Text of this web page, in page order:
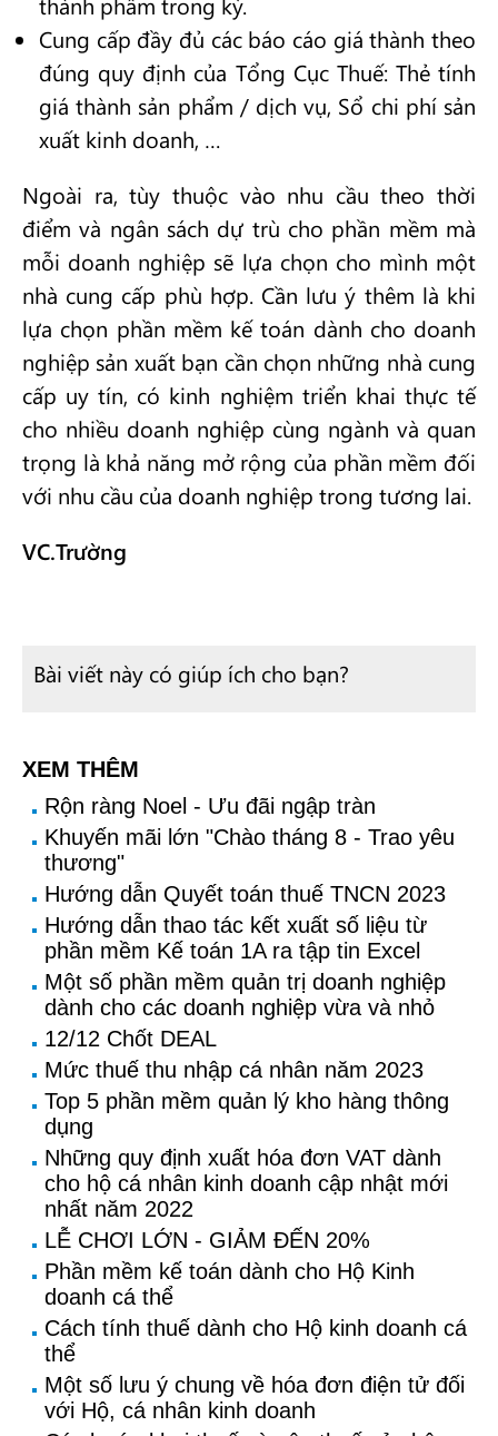
Cung cấp đầy đủ các báo cáo giá thành theo
đúng quy định của Tổng Cục Thuế: Thẻ tính
giá thành sản phẩm / dịch vụ, Sổ chi phí sản
xuất kinh doanh, …
Ngoài ra, tùy thuộc vào nhu cầu theo thời
điểm và ngân sách dự trù cho phần mềm mà
mỗi doanh nghiệp sẽ lựa chọn cho mình một
nhà cung cấp phù hợp. Cần lưu ý thêm là khi
lựa chọn phần mềm kế toán dành cho doanh
nghiệp sản xuất bạn cần chọn những nhà cung
cấp uy tín, có kinh nghiệm triển khai thực tế
cho nhiều doanh nghiệp cùng ngành và quan
trọng là khả năng mở rộng của phần mềm đối
với nhu cầu của doanh nghiệp trong tương lai.
VC.Trường
Bài viết này có giúp ích cho bạn?
XEM THÊM
Rộn ràng Noel - Ưu đãi ngập tràn
Khuyến mãi lớn "Chào tháng 8 - Trao yêu
thương"
Hướng dẫn Quyết toán thuế TNCN 2023
Hướng dẫn thao tác kết xuất số liệu từ
phần mềm Kế toán 1A ra tập tin Excel
Một số phần mềm quản trị doanh nghiệp
dành cho các doanh nghiệp vừa và nhỏ
12/12 Chốt DEAL
Mức thuế thu nhập cá nhân năm 2023
Top 5 phần mềm quản lý kho hàng thông
dụng
Những quy định xuất hóa đơn VAT dành
cho hộ cá nhân kinh doanh cập nhật mới
nhất năm 2022
LỄ CHƠI LỚN - GIẢM ĐẾN 20%
Phần mềm kế toán dành cho Hộ Kinh
doanh cá thể
Cách tính thuế dành cho Hộ kinh doanh cá
thể
Một số lưu ý chung về hóa đơn điện tử đối
với Hộ, cá nhân kinh doanh